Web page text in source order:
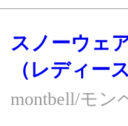
す。また保温性
す。
※スキー・スノ
ーハイキングな
スノーウェ
（レディー
montbell/モン